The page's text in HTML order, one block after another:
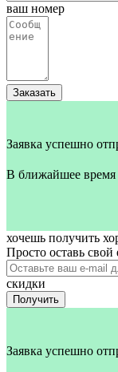
ваш номер
Заказать
Заявка успешно
В ближайшее
хочешь получить
Просто оставь свой
скидки
Получить
Заявка успешно